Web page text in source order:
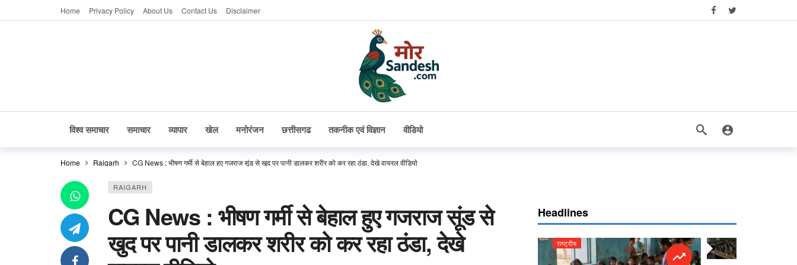
Home Privacy Policy About Us Contact Us Disclaimer
विश्व समाचार समाचार व्यापार खेल मनोरंजन छत्तीसगढ तकनीक एवं विज्ञान वीडियो
Home Raigarh CG News : भीषण गर्मी से बेहाल हुए गजराज सूंड से खुद पर पानी डालकर शरीर को कर रहा ठंडा, देखे वायरल वीडियो
RAIGARH
CG News : भीषण गर्मी से बेहाल हुए गजराज सूंड से
खुद पर पानी डालकर शरीर को कर रहा ठंडा, देखे
Headlines
राष्ट्रीय राष्ट्रीय